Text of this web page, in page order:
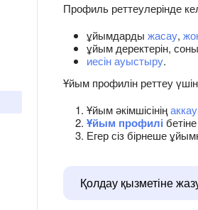
Профиль реттеулерінде
ұйымдарды жасау,
ұйым деректерін,
иесін ауыстыру.
Ұйым профилін реттеу
Ұйым әкімшісінің
Ұйым профилі бетіне
Егер сіз бірнеше
Қолдау қызметіне